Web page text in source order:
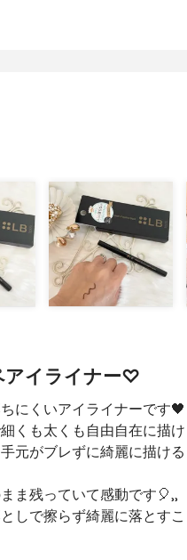
アイライナー♡
にくいアイライナーです🖤
くも太くも自由自在に描
元がブレずに綺麗に描け
ま残っていて感動です🎈⸒⸒
しで擦らず綺麗に落とす